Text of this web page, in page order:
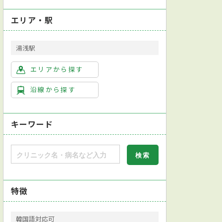
エリア・駅
湯浅駅
エリアから探す
沿線から探す
キーワード
特徴
韓国語対応可